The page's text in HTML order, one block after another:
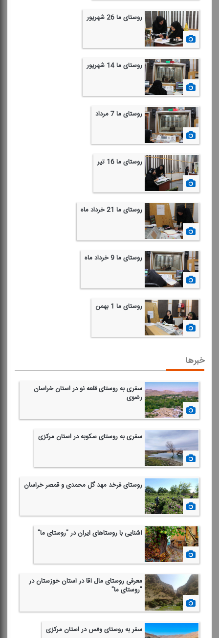
روستای ما 26 شهریور
1397/06/27
روستای ما 14 شهریور
1397/06/14
روستای ما 7 مرداد
1397/05/07
روستای ما 16 تیر
1397/04/16
روستای ما 21 خرداد ماه
1397/03/21
روستای ما 9 خرداد ماه
1397/03/09
روستای ما 1 بهمن
1396/11/01
خبرها
سفری به روستای قلعه نو در استان خراسان
رضوی
1401/10/07
سفری به روستای سكوبه در استان مركزی
1401/09/23
روستای فرخد مهد گل محمدی و قمصر خراسان
1401/09/16
آشنایی با روستاهای ایران در "روستای ما"
1401/09/02
معرفی روستای مال آقا در استان خوزستان در
"روستای ما"
1401/08/25
سفر به روستای وفس در استان مركزی